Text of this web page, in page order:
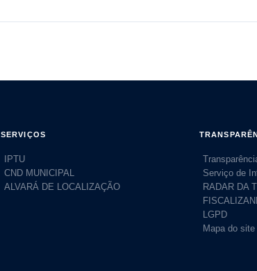
SERVIÇOS
IPTU
CND MUNICIPAL
ALVARÁ DE LOCALIZAÇÃO
Serviço de
RADAR DA
LGPD
Mapa do site